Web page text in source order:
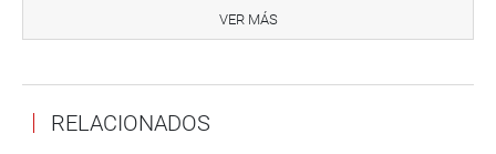
señala que, durante el desarrollo de las sesiones, el
congresista cuya lengua materna originaria o indígena
Previamente, el grupo de trabajo archivó el dictamen que
VER MÁS
RELACIONADOS